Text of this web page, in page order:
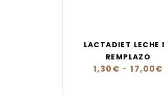
LACTADIET LECHE
REMPLAZO
1,30€ - 17,00€